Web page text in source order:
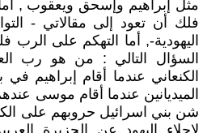
مثل إبراهيم وإسحق ويعقوب , أما
فلك أن تعود إلى مقالاتي -
اليهودية-, أما التهكم على
السؤال التالي : من هو رب
الكنعاني عندما أقام إبراهيم في
الميديانين عندما أقام موسى
شن بني اسرائيل حروبهم على